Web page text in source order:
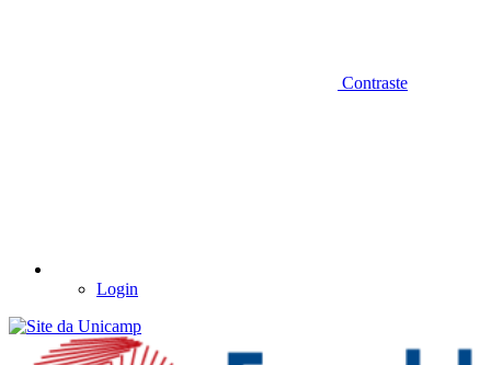
Contraste
Login